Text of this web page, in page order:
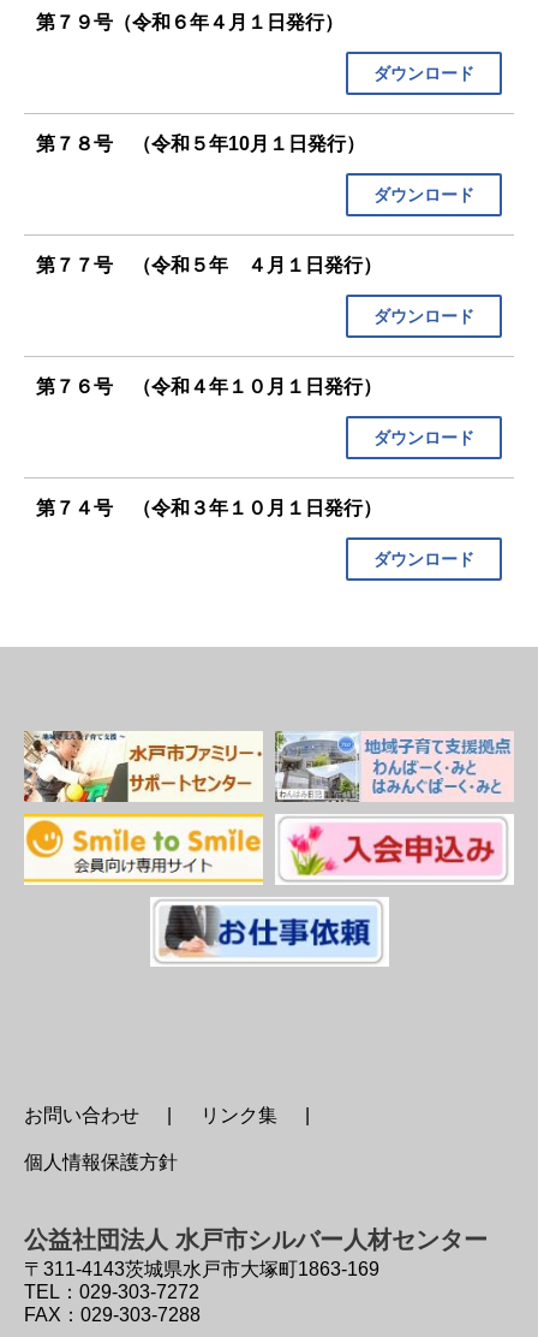
第７９号（令和６年４月１日発行）
ダウンロード
第７８号 （令和５年10月１日発行）
ダウンロード
第７７号 （令和５年 ４月１日発行）
ダウンロード
第７６号 （令和４年１０月１日発行）
ダウンロード
第７４号 （令和３年１０月１日発行）
ダウンロード
お問い合わせ リンク集
個人情報保護方針
公益社団法人 水戸市シルバー人材センター
〒311-4143茨城県水戸市大塚町1863-169
TEL：029-303-7272
FAX：029-303-7288